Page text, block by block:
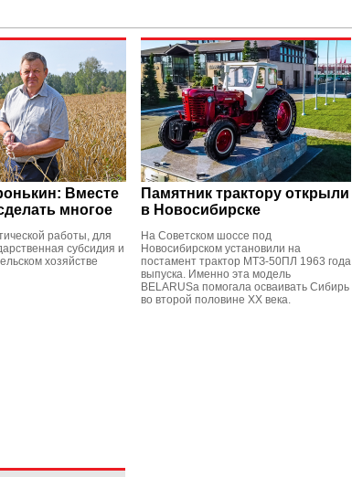
Вместе
многое
работы, для
субсидия и
хозяйстве
Памятник трактору открыли
в Новосибирске
На Советском шоссе под
Новосибирском установили на
постамент трактор МТЗ-50ПЛ 1963 года
выпуска. Именно эта модель
BELARUSа помогала осваивать Сибирь
во второй половине XX века.